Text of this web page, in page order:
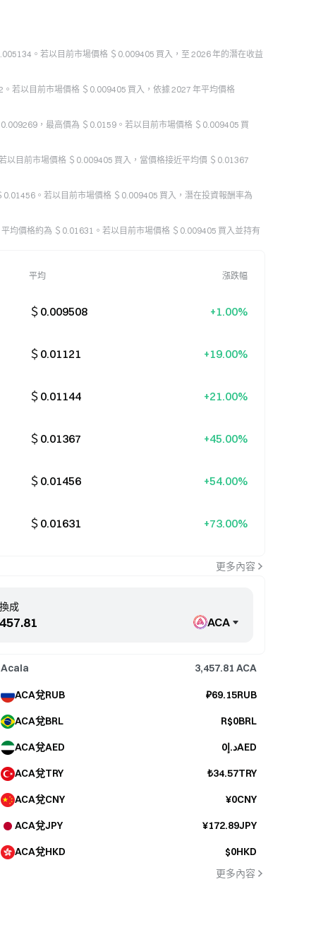
。若以目前市場價格 ＄0.009405 買入，至 2026 年的潛在收益
若以目前市場價格 ＄0.009405 買入，依據 2027 年平均價格
，最高價為 ＄0.0159。若以目前市場價格 ＄0.009405 買
目前市場價格 ＄0.009405 買入，當價格接近平均價 ＄0.01367
。若以目前市場價格 ＄0.009405 買入，潛在投資報酬率為
均價格約為 ＄0.01631。若以目前市場價格 ＄0.009405 買入並持有
平均 漲跌幅
＄0.009508 +1.00%
＄0.01121 +19.00%
＄0.01144 +21.00%
＄0.01367 +45.00%
＄0.01456 +54.00%
＄0.01631 +73.00%
更多內容
成
ACA
Acala 3,457.81 ACA
ACA兌RUB ₽69.15RUB
ACA兌BRL R$0BRL
ACA兌AED د.إ0AED
ACA兌TRY ₺34.57TRY
ACA兌CNY ¥0CNY
ACA兌JPY ¥172.89JPY
ACA兌HKD
$0HKD
更多內容